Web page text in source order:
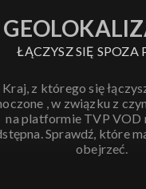
ŁĄCZYSZ SIĘ SPOZA
Kraj, z którego się
, w związku z
na platformie TVP VOD
Sprawdź, które
obejrzeć.